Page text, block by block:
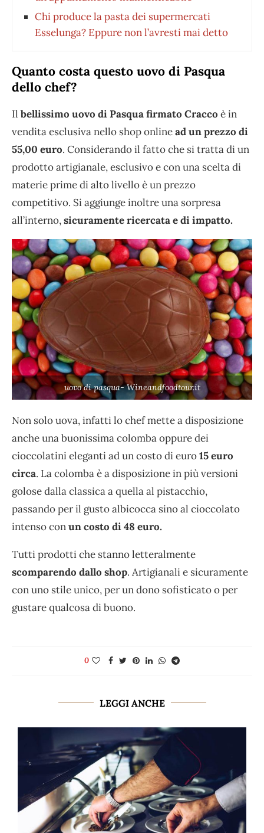
Chi produce la pasta dei supermercati
Esselunga? Eppure non l’avresti mai detto
Quanto costa questo uovo di Pasqua
dello chef?
Il bellissimo uovo di Pasqua firmato Cracco è in
vendita esclusiva nello shop onlinead un prezzo di
55,00 euro. Considerando il fatto che si tratta di un
prodotto artigianale, esclusivo e con una scelta di
materie prime di alto livello è un prezzo
competitivo. Si aggiunge inoltre una sorpresa
all’interno,sicuramente ricercata e di impatto.
uovo di pasqua- Wineandfoodtour.it
Non solo uova, infatti lo chef mette a disposizione
anche una buonissima colomba oppure dei
cioccolatini eleganti ad un costo di euro15 euro
circa. La colomba è a disposizione in più versioni
golose dalla classica a quella al pistacchio,
passando per il gusto albicocca sino al cioccolato
intenso conun costo di 48 euro.
Tutti prodotti che stanno letteralmente
scomparendo dallo shop. Artigianali e sicuramente
con uno stile unico, per un dono sofisticato o per
gustare qualcosa di buono.
0
LEGGI ANCHE